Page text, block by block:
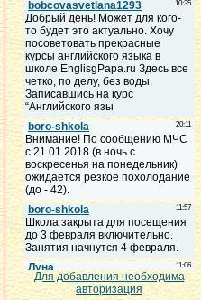
Для добавления необходима
авторизация